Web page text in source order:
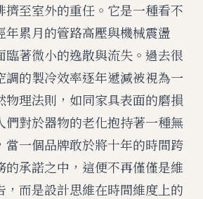
擠至室外的重任。它是一種看不
年累月的管路高壓與機械震盪
臨著微小的逸散與流失。過去很
調的製冷效率逐年遞減被視為一
物理法則，如同家具表面的磨損
們對於器物的老化抱持著一種無
當一個品牌敢於將十年的時間跨
的承諾之中，這便不再僅僅是維
，而是設計思維在時間維度上的